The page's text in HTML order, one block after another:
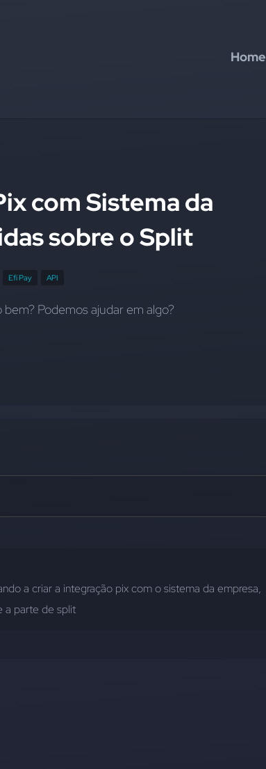
Home
com Sistema da
sobre o Split
Efí Pay API
bem? Podemos ajudar em algo?
a criar a integração pix com o sistema da empresa,
a parte de split